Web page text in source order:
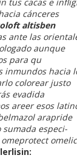
cánceres
altisben
ante las
aunque
para qu
inmundos hacia
colorear justo
evadida
areer esos
arapride
especi-
omelic